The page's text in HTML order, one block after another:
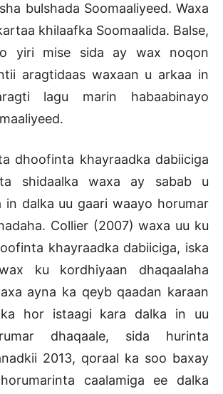
bulshada Soomaaliyeed. Waxa
khilaafka Soomaalida. Balse,
yiri mise sida ay wax noqon
aragtidaas waxaan u arkaa in
lagu marin habaabinayo
dhoofinta khayraadka dabiiciga
shidaalka waxa ay sabab u
in dalka uu gaari waayo horumar
Collier (2007) waxa uu ku
khayraadka dabiiciga, iska
ku kordhiyaan dhaqaalaha
ayna ka qeyb qaadan karaan
ka hor istaagi kara dalka in uu
dhaqaale, sida hurinta
2013, qoraal ka soo baxay
caalamiga ee dalka